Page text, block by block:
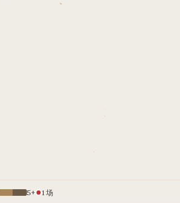
5+ 1 场